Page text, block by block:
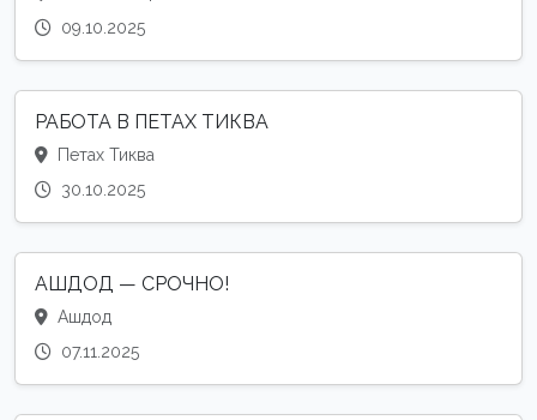
09.10.2025
РАБОТА В ПЕТАХ ТИКВА
Петах Тиква
30.10.2025
АШДОД — СРОЧНО!
Ашдод
07.11.2025